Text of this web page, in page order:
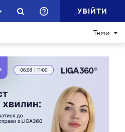
УВІЙТИ
Теми